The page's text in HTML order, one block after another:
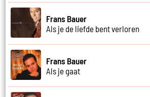
Frans Bauer
Als je de liefde bent verloren
Frans Bauer
Als je gaat